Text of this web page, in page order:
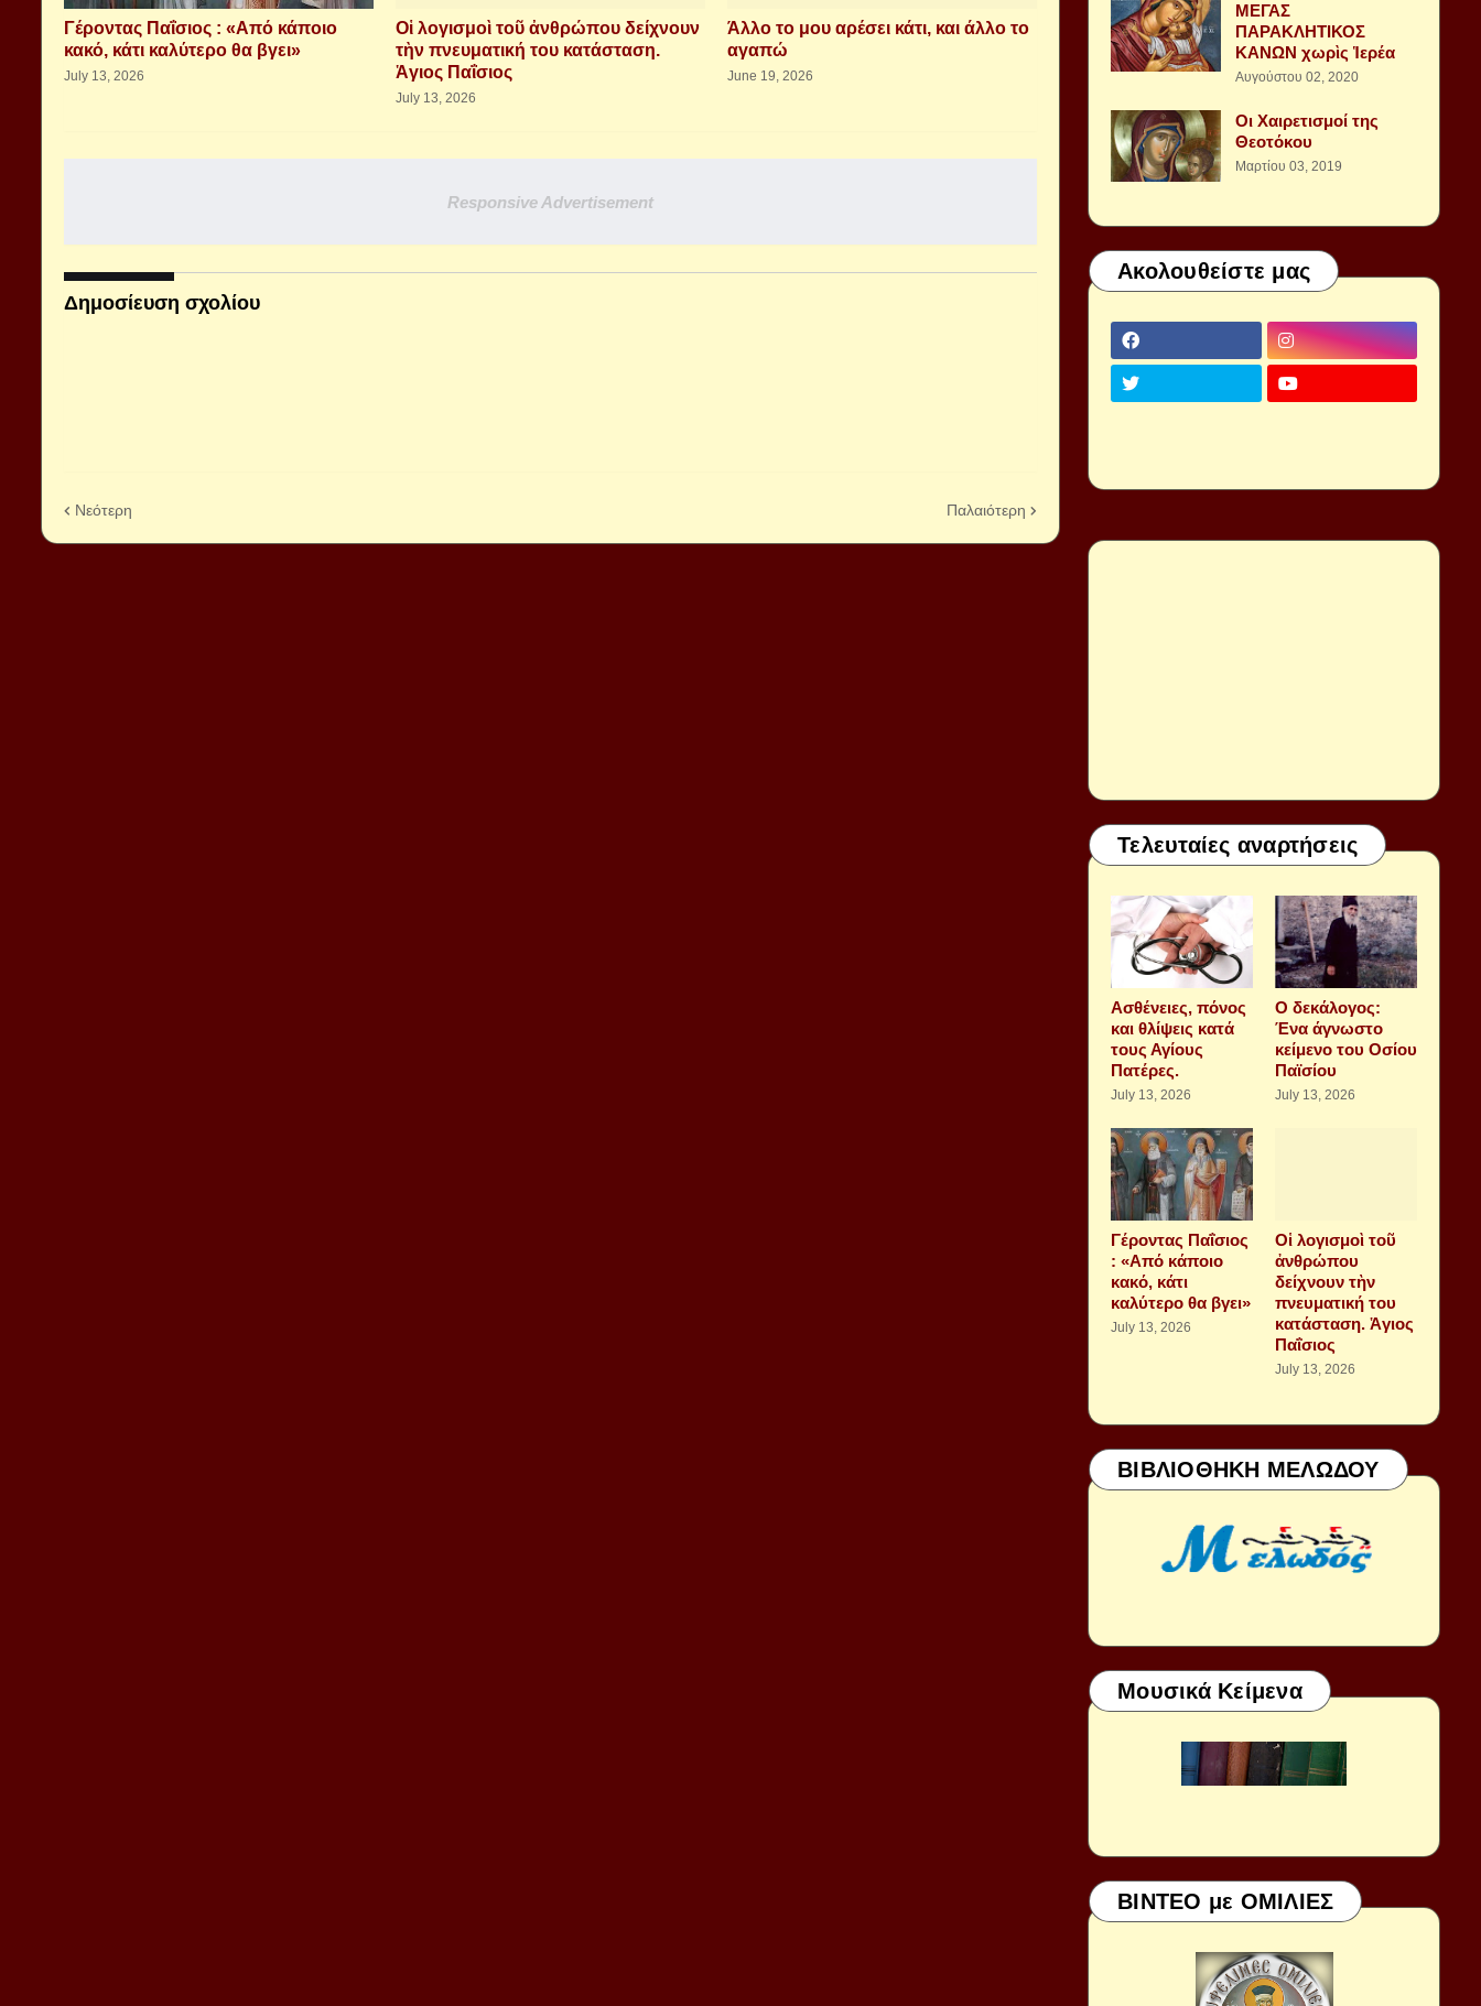
Γέροντας Παΐσιος : «Από κάποιο
κακό, κάτι καλύτερο θα βγει»
July 13, 2026
Οἱ λογισμοὶ τοῦ ἀνθρώπου δείχνουν
τὴν πνευματική του κατάσταση.
Ἁγιος Παΐσιος
July 13, 2026
Άλλο το μου αρέσει κάτι, και άλλο το
αγαπώ
June 19, 2026
Responsive Advertisement
Δημοσίευση σχολίου
Νεότερη Παλαιότερη
ΜΕΓΑΣ
ΠΑΡΑΚΛΗΤΙΚΟΣ
ΚΑΝΩΝ χωρὶς Ἱερέα
Αυγούστου 02, 2020
Οι Χαιρετισμοί της
Θεοτόκου
Μαρτίου 03, 2019
Ακολουθείστε μας
Τελευταίες αναρτήσεις
Aσθένειες, πόνος
και θλίψεις κατά
τους Αγίους
Πατέρες.
July 13, 2026
Ο δεκάλογος:
Ένα άγνωστο
κείμενο του Οσίου
Παϊσίου
July 13, 2026
Γέροντας Παΐσιος
: «Από κάποιο
κακό, κάτι
καλύτερο θα βγει»
July 13, 2026
Οἱ λογισμοὶ τοῦ
ἀνθρώπου
δείχνουν τὴν
πνευματική του
κατάσταση. Ἁγιος
Παΐσιος
July 13, 2026
ΒΙΒΛΙΟΘΗΚΗ ΜΕΛΩΔΟΥ
Μουσικά Κείμενα
ΒΙΝΤΕΟ με ΟΜΙΛΙΕΣ